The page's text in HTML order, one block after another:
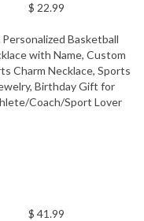
$ 22.99
$ 41.99